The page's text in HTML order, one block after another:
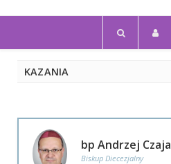
KAZANIA
bp Andrzej Czaja
Biskup Diecezjalny